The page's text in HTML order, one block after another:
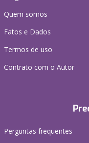
Quem somos
Fatos e Dados
Termos de uso
Contrato com o Autor
Perguntas frequentes